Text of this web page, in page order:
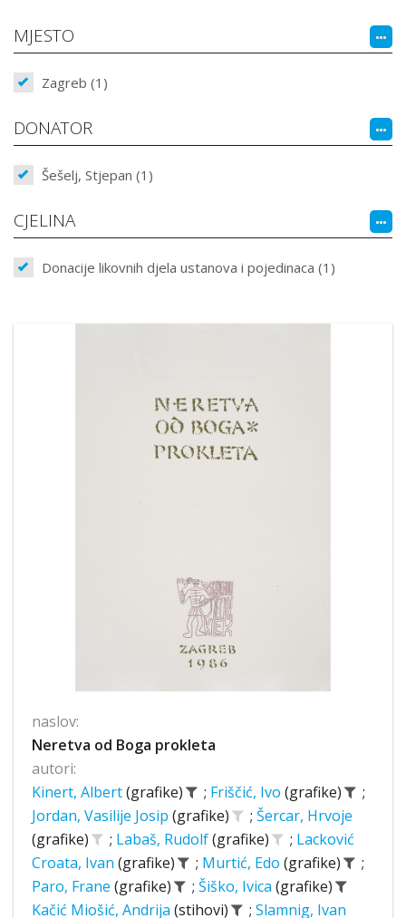
MJESTO
Zagreb (1)
DONATOR
Šešelj, Stjepan (1)
CJELINA
Donacije likovnih djela ustanova i pojedinaca (1)
naslov:
Neretva od Boga prokleta
autori:
Kinert, Albert(grafike) ; Friščić, Ivo (grafike)
;
Jordan, Vasilije Josip (grafike) ; Šercar, Hrvoje
(grafike)
; Labaš, Rudolf(grafike) ; Lacković
Croata, Ivan (grafike) ; Murtić, Edo (grafike)
;
Paro, Frane (grafike) ; Šiško, Ivica (grafike)
Kačić Miošić, Andrija (stihovi) ; Slamnig, Ivan